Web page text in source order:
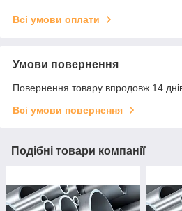
Всі умови оплати
Умови повернення
Повернення товару впродовж 14
Всі умови повернення
Подібні товари компанії